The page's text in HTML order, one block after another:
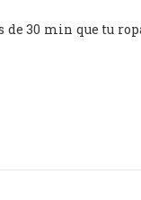
de 30 min que tu